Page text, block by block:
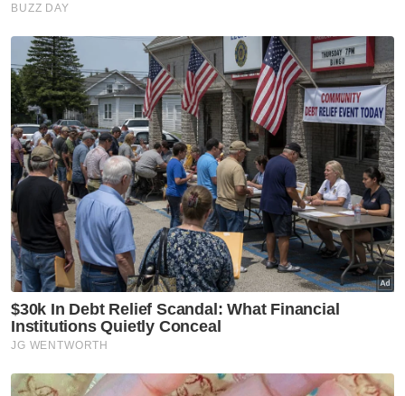
Artikel Berkaitan:
UMNO Kedah yakin Ahmad Zahid bina semula parti
Guru dapat semula jawatan selepas dipecat tidak
hadir 1,535 hari
Kalimah ALLAH: NGO Islam dijangka berhimpun di
Shah Alam
Mengulas lanjut, Muhammad Nasir turut
mengesyorkan agar semua pihak khususnya
golongan muda untuk mendesak pemimpin
khususnya calon yang akan bertanding
dalam pilihan raya untuk menjalani ujian
psikometrik Rasuah Busters Tag (RBTag).
“Dalam usaha kita melaksanakan RBTag ini,
saya berpeluang menemui pelbagai
peringkat pemimpin dan saya nampak ada